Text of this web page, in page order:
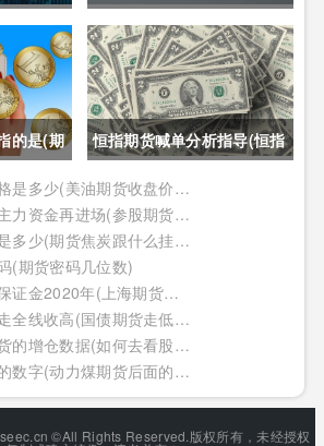
易规则
期货长期趋势)
的是(期
是什么)
恒指期货喊单分析指导(恒指
期货喊单直播室)
美油期货收盘价格是多少(美油期货收盘价格是多少钱)
参股期货概念股主力资金再进场(参股期货概念股主力资金再进场什么意思)
期货焦炭的杠杆是多少(期货焦炭跟什么挂钩)
(期货密码几位数)
上海期货交易所保证金2020年(上海期货交易所保证金2020年是多少)
国债期货低开高走全线收高(国债期货走低说明什么)
如何去看股指期货的增仓数据(如何去看股指期货的增仓数据呢)
动力煤期货后面的数字(动力煤期货后面的数字啥意思)
©All Rights Reserved.版权所有，未经授权